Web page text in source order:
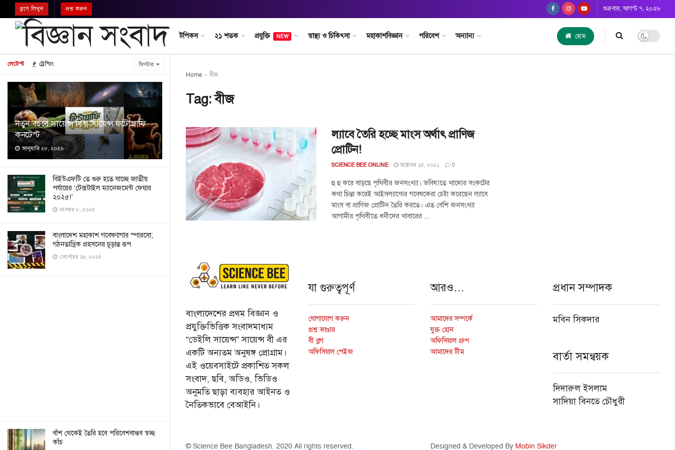
লেটেস্ট ট্রেন্ডিং ফিল্টার
নতুন বছরে সায়েন্স বি’র সায়েন্স ফটোগ্রাফি
কনটেস্ট
জানুয়ারি ২৮, ২০২৬
বিইউএফটি তে শুরু হতে যাচ্ছে জাতীয়
পর্যায়ের ‘টেক্সটাইল ম্যানেজমেন্ট ফেয়ার
২০২৫!’
নভেম্বর ৮, ২০২৫
বাংলাদেশ মহাকাশ গবেষণাগার স্পারসো;
গঠনতান্ত্রিক প্রহসনের চূড়ান্ত রূপ
সেপ্টেম্বর ২৪, ২০২৫
বাঁশ থেকেই তৈরি হবে পরিবেশবান্ধব স্বচ্ছ
কাঁচ
ব্লগে লিখুন প্রশ্ন করুন শুক্রবার, আগস্ট ৭, ২০২৬
টপিকস ২১ শতক প্রযুক্তি NEW স্বাস্থ্য ও চিকিৎসা মহাকাশবিজ্ঞান পরিবেশ অন্যান্য হোম
Home » বীজ
Tag:বীজ
ল্যাবে তৈরি হচ্ছে মাংস অর্থাৎ প্রাণিজ
প্রোটিন!
SCIENCE BEE ONLINE অক্টোবর ১৪, ২০২১ 0
হু হু করে বাড়ছে পৃথিবীর জনসংখ্যা। ভবিষ্যতে খাদ্যের সংকটের
কথা চিন্তা করেই আইসল্যান্ডের গবেষকেরা চেষ্টা করেছেন ল্যাবে
মাংস বা প্রাণিজ প্রোটিন তৈরি করতে। এত বেশি জনসংখ্যা
আগামীর পৃথিবীতে ধনীদের খাবারের ...
বাংলাদেশের প্রথম বিজ্ঞান ও
প্রযুক্তিভিত্তিক সংবাদমাধ্যম
“ডেইলি সায়েন্স” সায়েন্স বী এর
একটি অন্যতম অনুষঙ্গ প্রোগ্রাম।
এই ওয়েবসাইটে প্রকাশিত সকল
সংবাদ, ছবি, অডিও, ভিডিও
অনুমতি ছাড়া ব্যবহার আইনত ও
নৈতিকভাবে বেআইনি।
যা গুরুত্বপূর্ণ
যোগাযোগ করুন
প্রশ্ন ভাণ্ডার
বী ব্লগ
অফিসিয়াল পেইজ
আরও…
আমাদের সম্পর্কে
যুক্ত হোন
অফিসিয়াল গ্রুপ
আমাদের টীম
প্রধান সম্পাদক
মবিন সিকদার
বার্তা সমন্বয়ক
দিদারুল ইসলাম
সাদিয়া বিনতে চৌধুরী
© Science Bee Bangladesh. 2020 All rights reserved. Designed & Developed By Mobin Sikder